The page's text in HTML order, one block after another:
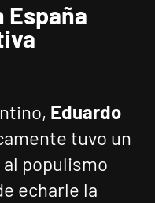
España
Eduardo
tuvo un
populismo
echarle la